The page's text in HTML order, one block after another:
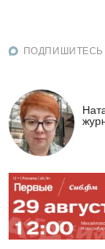
ПОДПИШИТЕСЬ